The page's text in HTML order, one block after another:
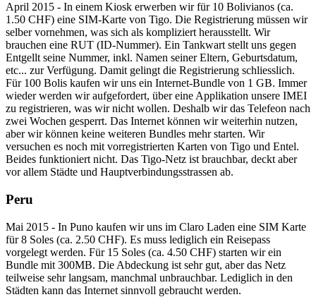
April 2015 - In einem Kiosk erwerben wir für 10 Bolivianos (ca.
1.50 CHF) eine SIM-Karte von Tigo. Die Registrierung müssen wir
selber vornehmen, was sich als kompliziert herausstellt. Wir
brauchen eine RUT (ID-Nummer). Ein Tankwart stellt uns gegen
Entgellt seine Nummer, inkl. Namen seiner Eltern, Geburtsdatum,
etc... zur Verfügung. Damit gelingt die Registrierung schliesslich.
Für 100 Bolis kaufen wir uns ein Internet-Bundle von 1 GB. Immer
wieder werden wir aufgefordert, über eine Applikation unsere IMEI
zu registrieren, was wir nicht wollen. Deshalb wir das Telefeon nach
zwei Wochen gesperrt. Das Internet können wir weiterhin nutzen,
aber wir können keine weiteren Bundles mehr starten. Wir
versuchen es noch mit vorregistrierten Karten von Tigo und Entel.
Beides funktioniert nicht. Das Tigo-Netz ist brauchbar, deckt aber
vor allem Städte und Hauptverbindungsstrassen ab.
Peru
Mai 2015 - In Puno kaufen wir uns im Claro Laden eine SIM Karte
für 8 Soles (ca. 2.50 CHF). Es muss lediglich ein Reisepass
vorgelegt werden. Für 15 Soles (ca. 4.50 CHF) starten wir ein
Bundle mit 300MB. Die Abdeckung ist sehr gut, aber das Netz
teilweise sehr langsam, manchmal unbrauchbar. Lediglich in den
Städten kann das Internet sinnvoll gebraucht werden.